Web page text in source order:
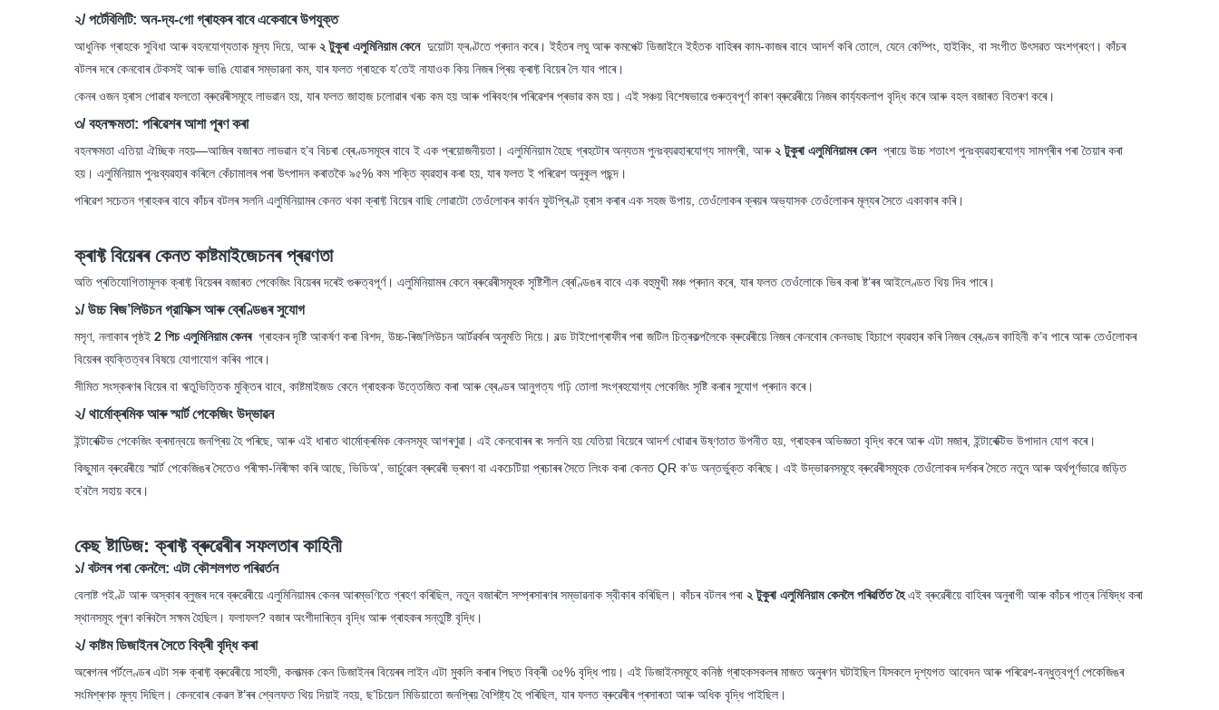
২/ পৰ্টেবিলিটি: অন-দ্য-গো গ্ৰাহকৰ বাবে একেবাৰে উপযুক্ত
আধুনিক গ্ৰাহকে সুবিধা আৰু বহনযোগ্যতাক মূল্য দিয়ে, আৰু২ টুকুৰা এলুমিনিয়াম কেনে দুয়োটা ফ্ৰণ্টতে প্ৰদান কৰে। ইহঁতৰ লঘু আৰু কমপেক্ট ডিজাইনে ইহঁতক বাহিৰৰ কাম-কাজৰ বাবে আদৰ্শ কৰি তোলে, যেনে কেম্পিং, হাইকিং, বা সংগীত উৎসৱত অংশগ্ৰহণ। কাঁচৰ
বটলৰ দৰে কেনবোৰ টেকসই আৰু ভাঙি যোৱাৰ সম্ভাৱনা কম, যাৰ ফলত গ্ৰাহকে য’তেই নাযাওক কিয় নিজৰ প্ৰিয় ক্ৰাফ্ট বিয়েৰ লৈ যাব পাৰে।
কেনৰ ওজন হ্ৰাস পোৱাৰ ফলতো ব্ৰুৱেৰীসমূহে লাভৱান হয়, যাৰ ফলত জাহাজ চলোৱাৰ খৰচ কম হয় আৰু পৰিবহণৰ পৰিৱেশৰ প্ৰভাৱ কম হয়। এই সঞ্চয় বিশেষভাৱে গুৰুত্বপূৰ্ণ কাৰণ ব্ৰুৱেৰীয়ে নিজৰ কাৰ্য্যকলাপ বৃদ্ধি কৰে আৰু বহল বজাৰত বিতৰণ কৰে।
৩/ বহনক্ষমতা: পৰিৱেশৰ আশা পূৰণ কৰা
বহনক্ষমতা এতিয়া ঐচ্ছিক নহয়—আজিৰ বজাৰত লাভৱান হ’ব বিচৰা ব্ৰেণ্ডসমূহৰ বাবে ই এক প্ৰয়োজনীয়তা। এলুমিনিয়াম হৈছে গ্ৰহটোৰ অন্যতম পুনঃব্যৱহাৰযোগ্য সামগ্ৰী, আৰু২ টুকুৰা এলুমিনিয়ামৰ কেন প্ৰায়ে উচ্চ শতাংশ পুনঃব্যৱহাৰযোগ্য সামগ্ৰীৰ পৰা তৈয়াৰ কৰা
হয়। এলুমিনিয়াম পুনঃব্যৱহাৰ কৰিলে কেঁচামালৰ পৰা উৎপাদন কৰাতকৈ ৯৫% কম শক্তি ব্যৱহাৰ কৰা হয়, যাৰ ফলত ই পৰিৱেশ অনুকূল পছন্দ।
পৰিৱেশ সচেতন গ্ৰাহকৰ বাবে কাঁচৰ বটলৰ সলনি এলুমিনিয়ামৰ কেনত থকা ক্ৰাফ্ট বিয়েৰ বাছি লোৱাটো তেওঁলোকৰ কাৰ্বন ফুটপ্ৰিণ্ট হ্ৰাস কৰাৰ এক সহজ উপায়, তেওঁলোকৰ ক্ৰয়ৰ অভ্যাসক তেওঁলোকৰ মূল্যৰ সৈতে একাকাৰ কৰি।
ক্ৰাফ্ট বিয়েৰৰ কেনত কাষ্টমাইজেচনৰ প্ৰৱণতা
অতি প্ৰতিযোগিতামূলক ক্ৰাফ্ট বিয়েৰৰ বজাৰত পেকেজিং বিয়েৰৰ দৰেই গুৰুত্বপূৰ্ণ। এলুমিনিয়ামৰ কেনে ব্ৰুৱেৰীসমূহক সৃষ্টিশীল ব্ৰেণ্ডিঙৰ বাবে এক বহুমুখী মঞ্চ প্ৰদান কৰে, যাৰ ফলত তেওঁলোকে ভিৰ কৰা ষ্ট’ৰৰ আইলেণ্ডত থিয় দিব পাৰে।
১/ উচ্চ ৰিজ’লিউচন গ্রাফিক্স আৰু ব্ৰেণ্ডিঙৰ সুযোগ
মসৃণ, নলাকাৰ পৃষ্ঠই 2 পিচ এলুমিনিয়াম কেনৰ গ্ৰাহকৰ দৃষ্টি আকৰ্ষণ কৰা বিশদ, উচ্চ-ৰিজ'লিউচন আৰ্টৱৰ্কৰ অনুমতি দিয়ে। বল্ড টাইপোগ্ৰাফীৰ পৰা জটিল চিত্ৰকল্পলৈকে ব্ৰুৱেৰীয়ে নিজৰ কেনবোৰ কেনভাছ হিচাপে ব্যৱহাৰ কৰি নিজৰ ব্ৰেণ্ডৰ কাহিনী ক’ব পাৰে আৰু তেওঁলোকৰ
বিয়েৰৰ ব্যক্তিত্বৰ বিষয়ে যোগাযোগ কৰিব পাৰে।
সীমিত সংস্কৰণৰ বিয়েৰ বা ঋতুভিত্তিক মুক্তিৰ বাবে, কাষ্টমাইজড কেনে গ্ৰাহকক উত্তেজিত কৰা আৰু ব্ৰেণ্ডৰ আনুগত্য গঢ়ি তোলা সংগ্ৰহযোগ্য পেকেজিং সৃষ্টি কৰাৰ সুযোগ প্ৰদান কৰে।
২/ থাৰ্মোক্ৰমিক আৰু স্মাৰ্ট পেকেজিং উদ্ভাৱন
ইন্টাৰেক্টিভ পেকেজিং ক্ৰমান্বয়ে জনপ্ৰিয় হৈ পৰিছে, আৰু এই ধাৰাত থাৰ্মোক্ৰমিক কেনসমূহ আগৰণুৱা। এই কেনবোৰৰ ৰং সলনি হয় যেতিয়া বিয়েৰে আদৰ্শ খোৱাৰ উষ্ণতাত উপনীত হয়, গ্ৰাহকৰ অভিজ্ঞতা বৃদ্ধি কৰে আৰু এটা মজাৰ, ইন্টাৰেক্টিভ উপাদান যোগ কৰে।
কিছুমান ব্ৰুৱেৰীয়ে স্মাৰ্ট পেকেজিঙৰ সৈতেও পৰীক্ষা-নিৰীক্ষা কৰি আছে, ভিডিঅ’, ভাৰ্চুৱেল ব্ৰুৱেৰী ​​ভ্ৰমণ বা একচেটিয়া প্ৰচাৰৰ সৈতে লিংক কৰা কেনত QR ক’ড অন্তৰ্ভুক্ত কৰিছে। এই উদ্ভাৱনসমূহে ব্ৰুৱেৰীসমূহক তেওঁলোকৰ দৰ্শকৰ সৈতে নতুন আৰু অৰ্থপূৰ্ণভাৱে জড়িত
হ’বলৈ সহায় কৰে।
কেছ ষ্টাডিজ: ক্ৰাফ্ট ব্ৰুৱেৰীৰ সফলতাৰ কাহিনী
১/ বটলৰ পৰা কেনলৈ: এটা কৌশলগত পৰিৱৰ্তন
বেলাষ্ট পইণ্ট আৰু অস্কাৰ ব্লুজৰ দৰে ব্ৰুৱেৰীয়ে এলুমিনিয়ামৰ কেনৰ আৰম্ভণিতে গ্ৰহণ কৰিছিল, নতুন বজাৰলৈ সম্প্ৰসাৰণৰ সম্ভাৱনাক স্বীকাৰ কৰিছিল। কাঁচৰ বটলৰ পৰা ২ টুকুৰা এলুমিনিয়াম কেনলৈ পৰিৱৰ্তিত হৈএই ব্ৰুৱেৰীয়ে বাহিৰৰ অনুৰাগী আৰু কাঁচৰ পাত্ৰ নিষিদ্ধ কৰা
স্থানসমূহ পূৰণ কৰিবলৈ সক্ষম হৈছিল। ফলাফল? বজাৰ অংশীদাৰিত্ব বৃদ্ধি আৰু গ্ৰাহকৰ সন্তুষ্টি বৃদ্ধি।
২/ কাষ্টম ডিজাইনৰ সৈতে বিক্ৰী বৃদ্ধি কৰা
অৰেগনৰ পৰ্টলেণ্ডৰ এটা সৰু ক্ৰাফ্ট ব্ৰুৱেৰীয়ে সাহসী, কলাত্মক কেন ডিজাইনৰ বিয়েৰৰ লাইন এটা মুকলি কৰাৰ পিছত বিক্ৰী ৩৫% বৃদ্ধি পায়। এই ডিজাইনসমূহে কনিষ্ঠ গ্ৰাহকসকলৰ মাজত অনুৰণন ঘটাইছিল যিসকলে দৃশ্যগত আবেদন আৰু পৰিৱেশ-বন্ধুত্বপূৰ্ণ পেকেজিঙৰ
সংমিশ্ৰণক মূল্য দিছিল। কেনবোৰ কেৱল ষ্ট’ৰৰ শ্বেলফত থিয় দিয়াই নহয়, ছ’চিয়েল মিডিয়াতো জনপ্ৰিয় বৈশিষ্ট্য হৈ পৰিছিল, যাৰ ফলত ব্ৰুৱেৰীৰ প্ৰসাৰতা আৰু অধিক বৃদ্ধি পাইছিল।